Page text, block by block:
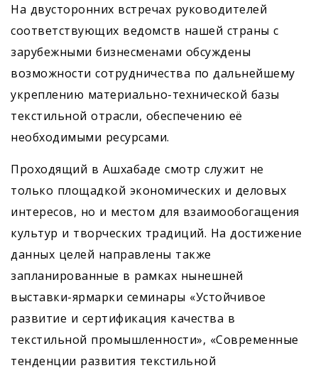
На двусторонних встречах руководителей
соответствующих ведомств нашей страны с
зарубежными бизнесменами обсуждены
возможности сотрудничества по дальнейшему
укреп­лению материально-технической базы
текстильной отрасли, обеспечению её
необходимыми ресурсами.
Проходящий в Ашхабаде смотр служит не
только площадкой экономических и деловых
интересов, но и местом для взаимообогащения
культур и творческих традиций. На достижение
данных целей направлены также
запланированные в рамках нынешней
выставки-ярмарки семинары «Устойчивое
развитие и сертификация качества в
текстильной промышленности», «Современные
тенденции развития текстильной